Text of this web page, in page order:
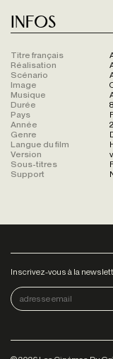
Infos
Titre français
Réalisation
Scénario
Image
Musique
Durée
Pays
Année
Genre
Langue du film
Version
Sous-titres
Support
Inscrivez-vous à la